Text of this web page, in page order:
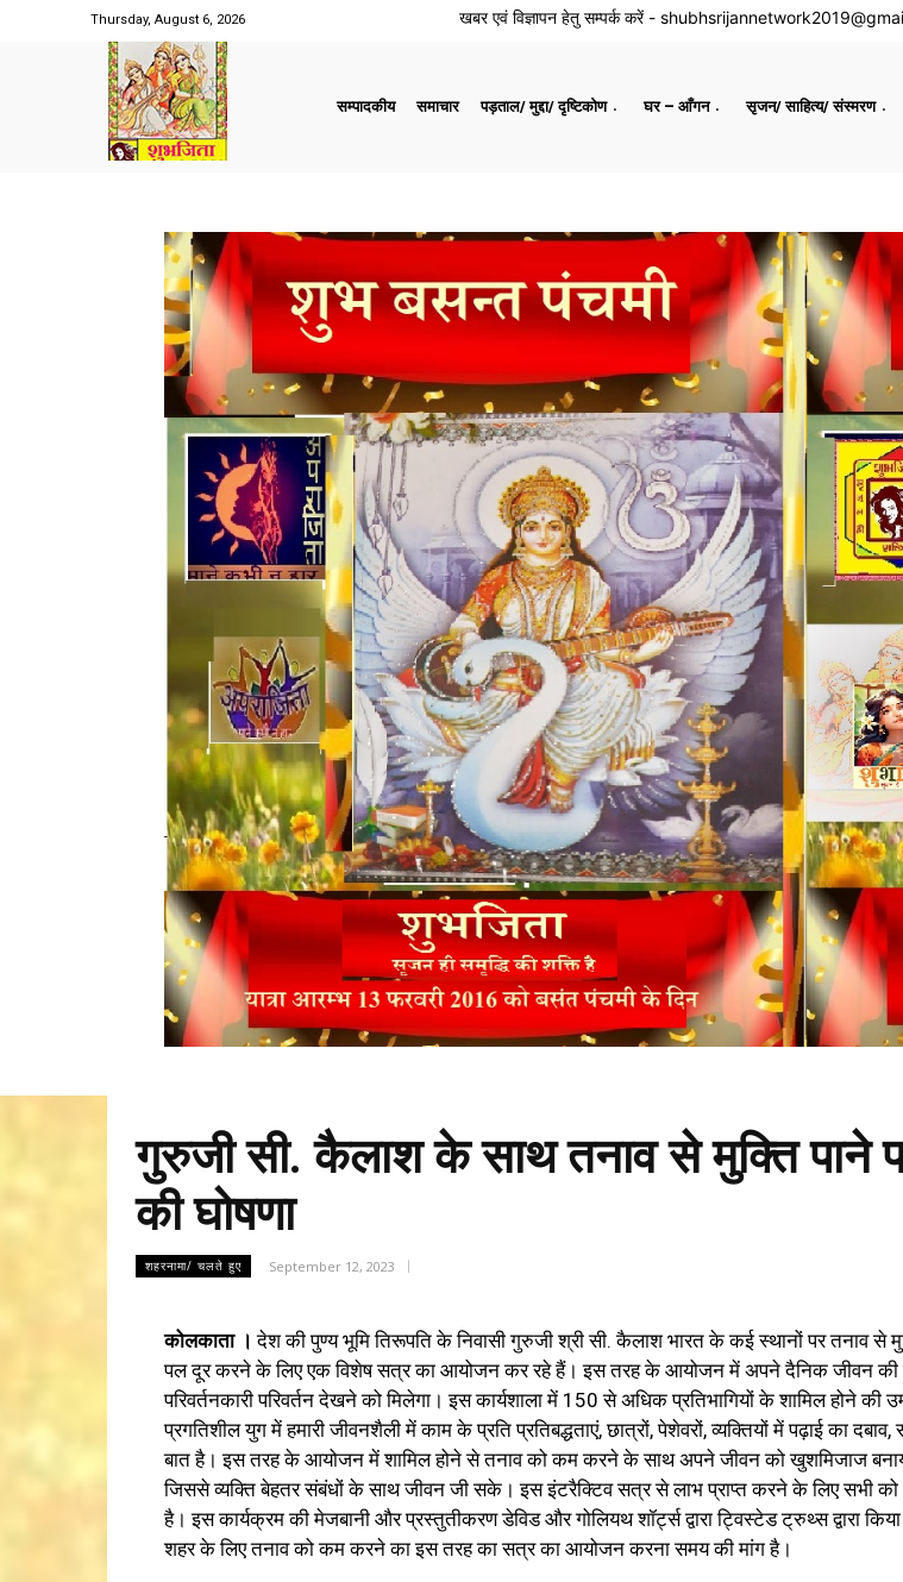
Thursday, August 6, 2026 खबर एवं विज्ञापन हेतु सम्पर्क करें -
सम्पादकीय समाचार पड़ताल/ मुद्दा/ दृष्टिकोण घर – आँगन सृजन/ साहित्य/ संस्मरण
गुरुजी सी. कैलाश के साथ तनाव से मुक्ति
की घोषणा
शहरनामा/ चलते हुए September 12, 2023
कोलकाता । देश की पुण्य भूमि तिरूपति के निवासी गुरुजी श्री सी. कैलाश भारत के कई स्थानों पर तनाव से
पल दूर करने के लिए एक विशेष सत्र का आयोजन कर रहे हैं। इस तरह के आयोजन में अपने दैनिक जीवन की
परिवर्तनकारी परिवर्तन देखने को मिलेगा। इस कार्यशाला में 150 से अधिक प्रतिभागियों के शामिल होने
प्रगतिशील युग में हमारी जीवनशैली में काम के प्रति प्रतिबद्धताएं, छात्रों, पेशेवरों, व्यक्तियों में पढ़ाई का
बात है। इस तरह के आयोजन में शामिल होने से तनाव को कम करने के साथ अपने जीवन को खुशमिजाज
जिससे व्यक्ति बेहतर संबंधों के साथ जीवन जी सके। इस इंटरैक्टिव सत्र से लाभ प्राप्त करने के लिए सभी को
है। इस कार्यक्रम की मेजबानी और प्रस्तुतीकरण डेविड और गोलियथ शॉर्ट्स द्वारा ट्विस्टेड ट्रुथ्स द्वारा
शहर के लिए तनाव को कम करने का इस तरह का सत्र का आयोजन करना समय की मांग है।